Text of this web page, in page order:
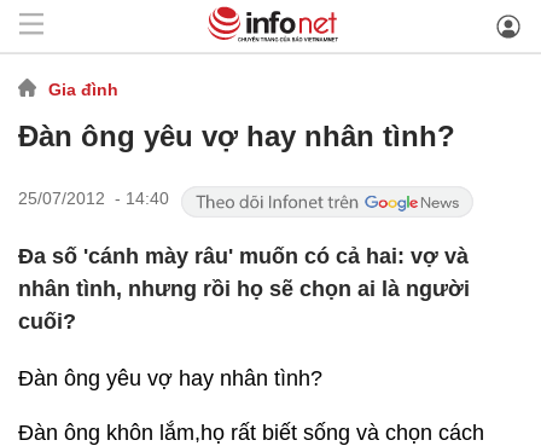
Gia đình
Đàn ông yêu vợ hay nhân tình?
25/07/2012 - 14:40
Đa số 'cánh mày râu' muốn có cả hai: vợ và
nhân tình, nhưng rồi họ sẽ chọn ai là người
cuối?
Đàn ông yêu vợ hay nhân tình?
Đàn ông khôn lắm,họ rất biết sống và chọn cách